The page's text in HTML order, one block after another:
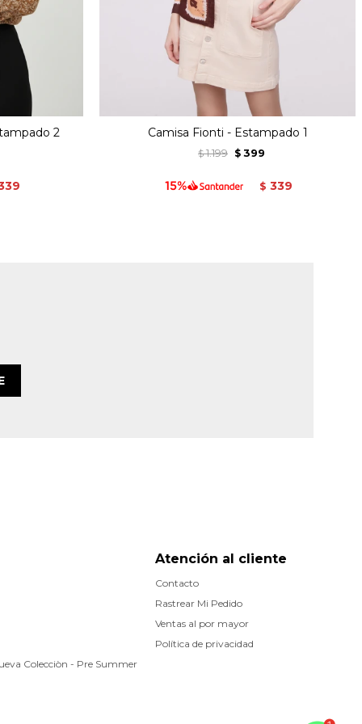
2 Camisa Fionti - Estampado 1
$ 1.199 $ 399
$ 339
Atención al cliente
Contacto
Rastrear Mi Pedido
Ventas al por mayor
Política de privacidad
Colecciòn - Pre Summer